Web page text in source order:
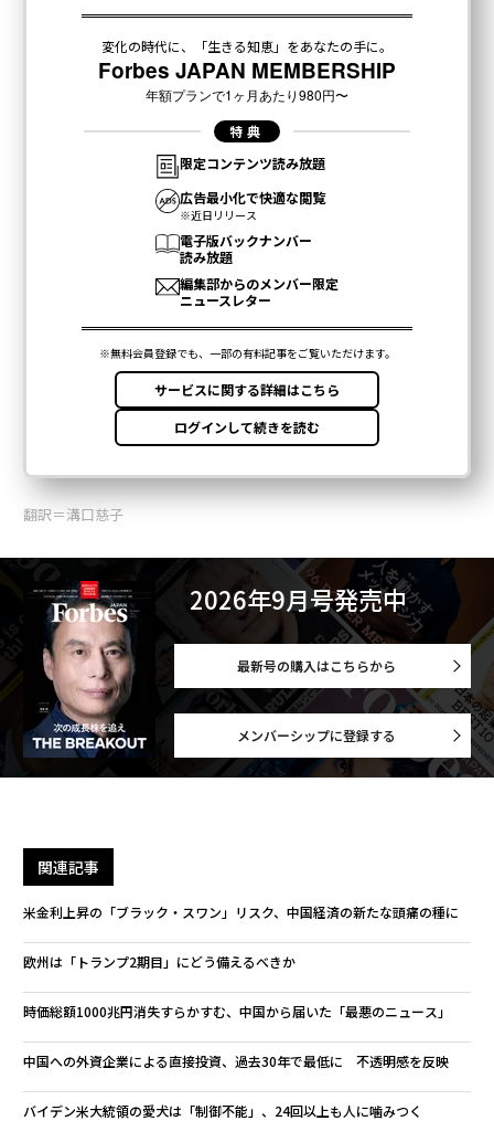
翻訳＝溝口慈子
2026年9月号発売中
最新号の購入はこちらから
メンバーシップに登録する
関連記事
米金利上昇の「ブラック・スワン」リスク、中国経済の新たな頭痛の種に
欧州は「トランプ2期目」にどう備えるべきか
時価総額1000兆円消失すらかすむ、中国から届いた「最悪のニュース」
中国への外資企業による直接投資、過去30年で最低に 不透明感を反映
バイデン米大統領の愛犬は「制御不能」、24回以上も人に噛みつく